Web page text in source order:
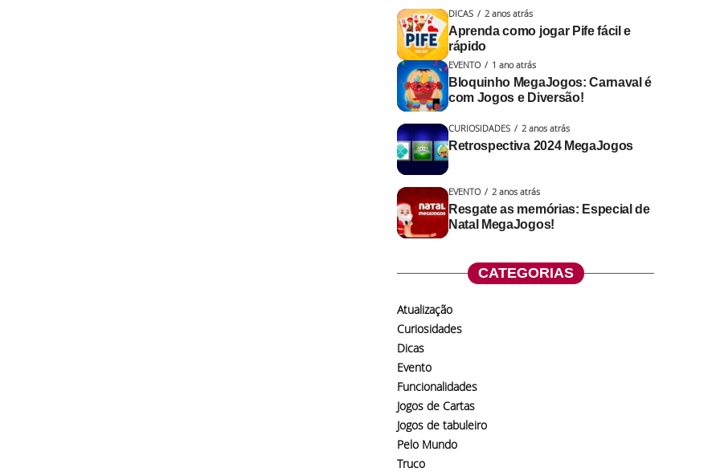
DICAS 2 anos atrás
Aprenda como jogar Pife fácil e
rápido
EVENTO 1 ano atrás
Bloquinho MegaJogos: Carnaval é
com Jogos e Diversão!
CURIOSIDADES 2 anos atrás
Retrospectiva 2024 MegaJogos
EVENTO 2 anos atrás
Resgate as memórias: Especial de
Natal MegaJogos!
CATEGORIAS
Atualização
Curiosidades
Dicas
Evento
Funcionalidades
Jogos de Cartas
Jogos de tabuleiro
Pelo Mundo
Truco